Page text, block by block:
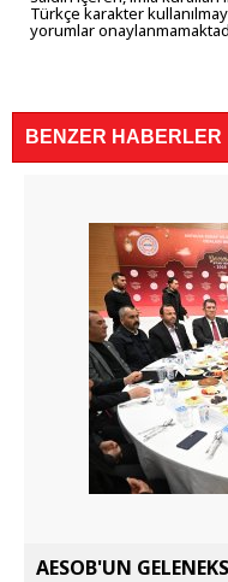
Türkçe karakter
yorumlar
BENZER HABERLER
AESOB'UN